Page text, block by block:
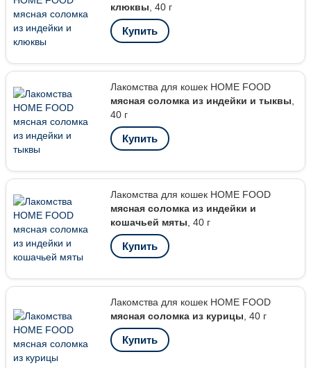
клюквы , 40 г
Купить
Лакомства для кошек HOME FOOD
мясная соломка из индейки и тыквы
40 г
Купить
Лакомства для кошек HOME FOOD
мясная соломка из индейки и
кошачьей мяты , 40 г
Купить
Лакомства для кошек HOME FOOD
мясная соломка из курицы , 40 г
Купить